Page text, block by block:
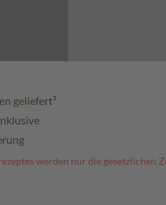
geliefert³
werden nur die gesetzlichen